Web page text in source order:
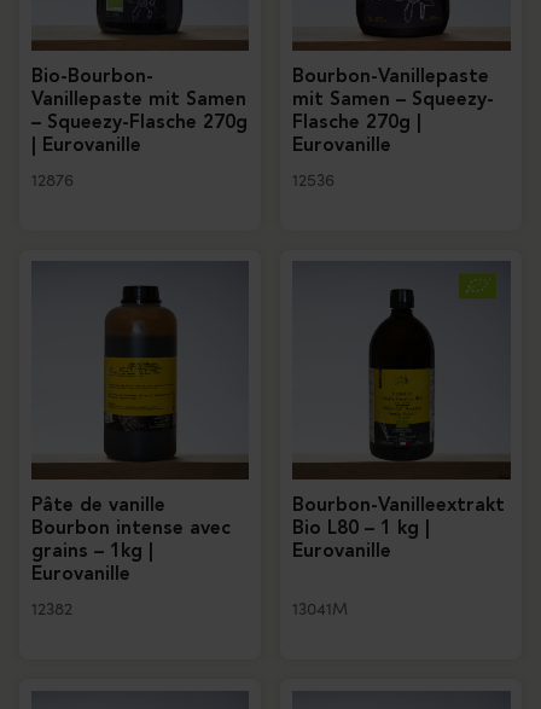
Bio-Bourbon-
Vanillepaste mit Samen
– Squeezy-Flasche 270g
| Eurovanille
12876
Bourbon-Vanillepaste
mit Samen – Squeezy-
Flasche 270g |
Eurovanille
12536
Pâte de vanille
Bourbon intense avec
grains – 1kg |
Eurovanille
12382
Bourbon-Vanilleextrakt
Bio L80 – 1 kg |
Eurovanille
13041M